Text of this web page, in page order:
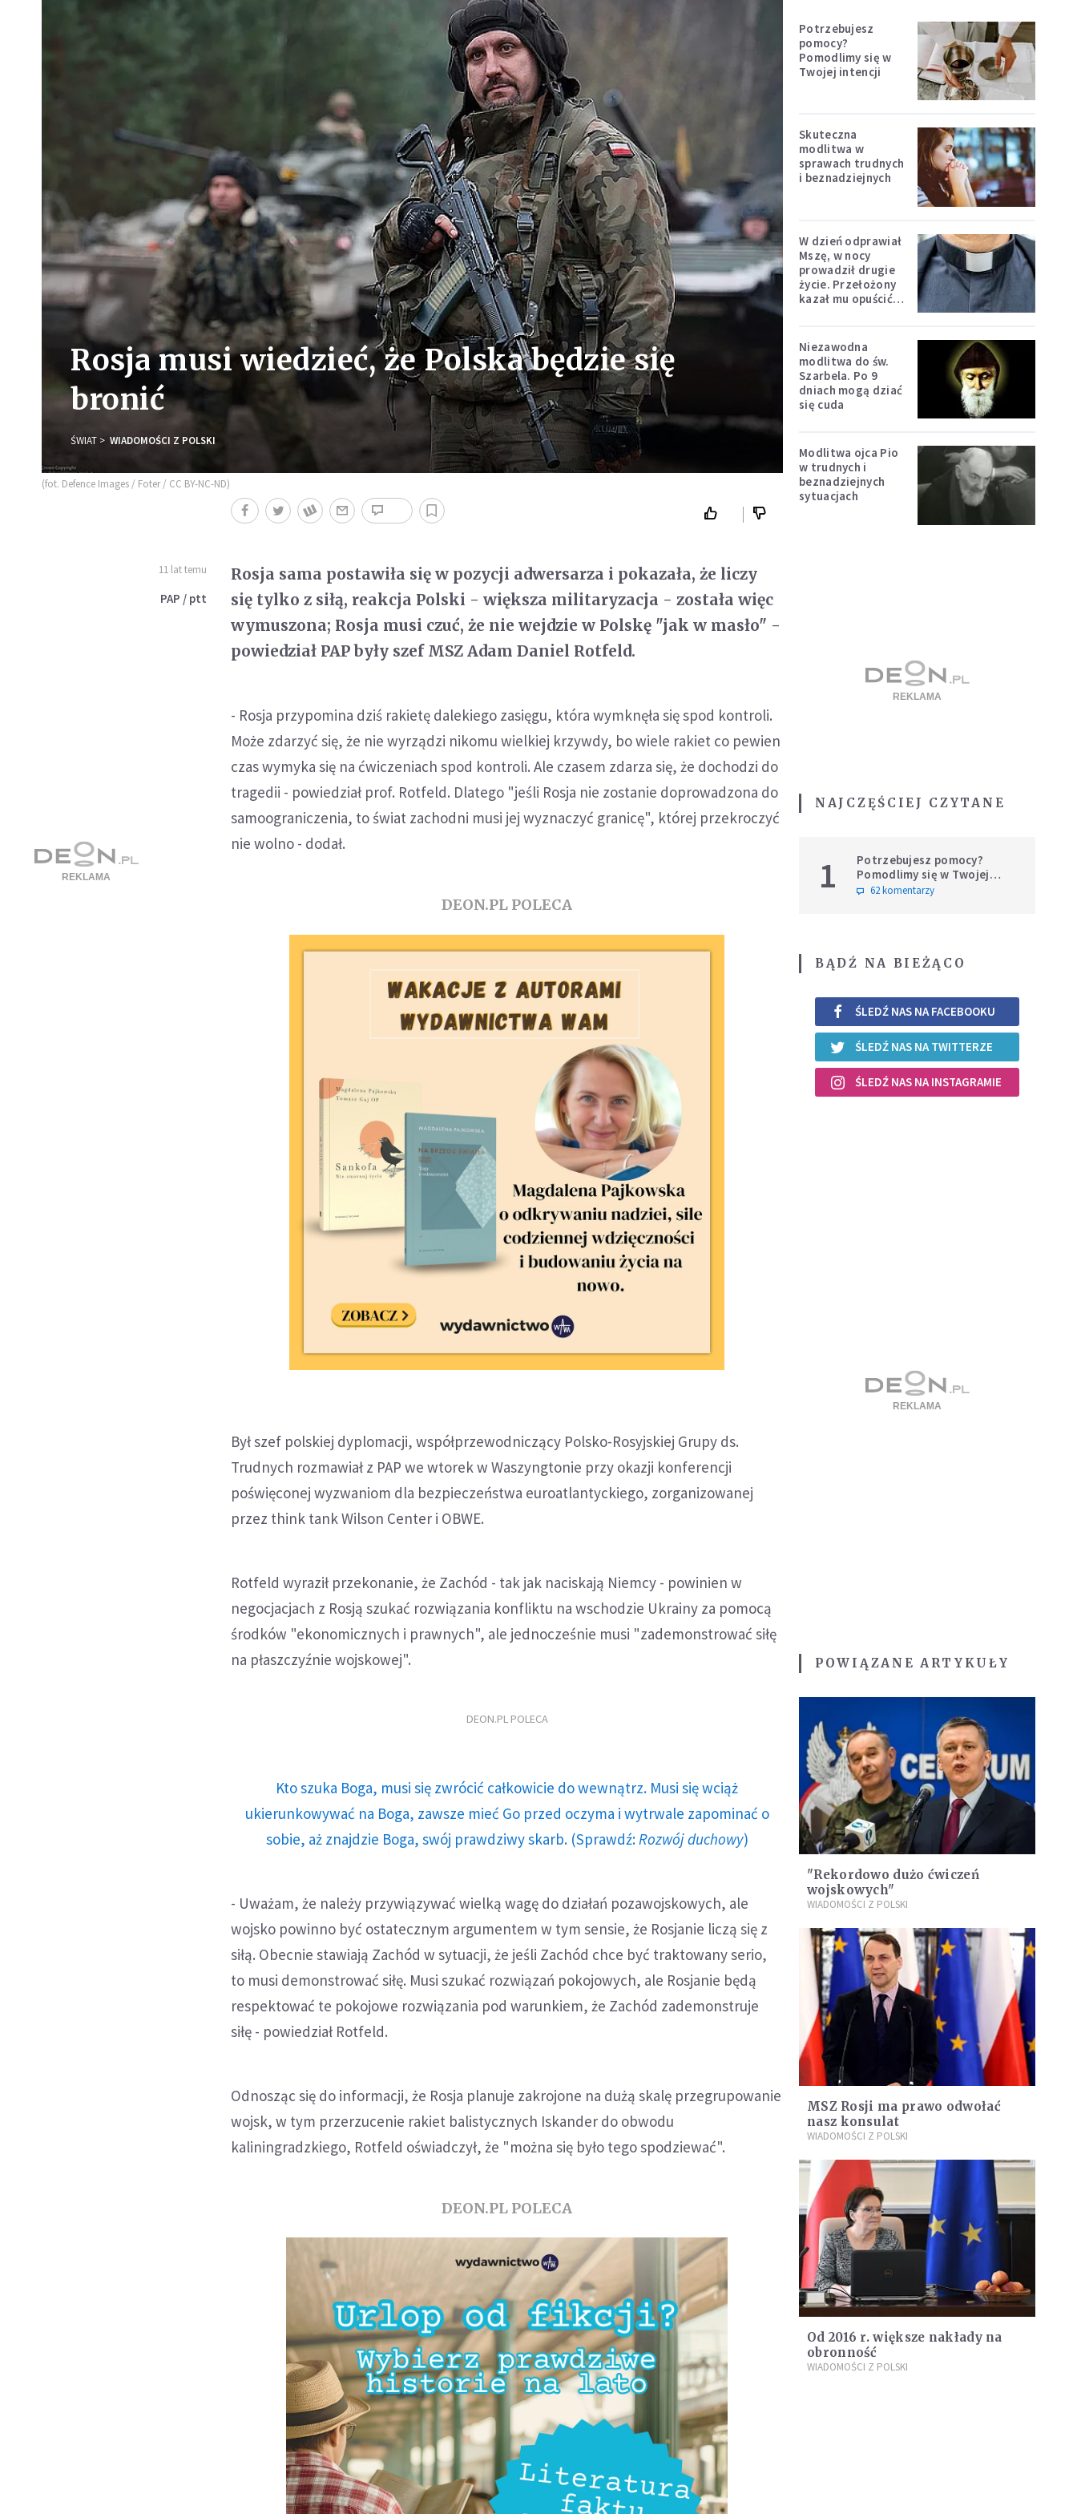
Rosja musi wiedzieć, że Polska będzie się
bronić
ŚWIAT WIADOMOŚCI Z POLSKI
(fot. Defence Images / Foter / CC BY-NC-ND)
11 lat temu
PAP / ptt
Rosja sama postawiła się w pozycji adwersarza i pokazała, że liczy
się tylko z siłą, reakcja Polski - większa militaryzacja - została więc
wymuszona; Rosja musi czuć, że nie wejdzie w Polskę "jak w masło" -
powiedział PAP były szef MSZ Adam Daniel Rotfeld.
- Rosja przypomina dziś rakietę dalekiego zasięgu, która wymknęła się spod kontroli.
Może zdarzyć się, że nie wyrządzi nikomu wielkiej krzywdy, bo wiele rakiet co pewien
czas wymyka się na ćwiczeniach spod kontroli. Ale czasem zdarza się, że dochodzi do
tragedii - powiedział prof. Rotfeld. Dlatego "jeśli Rosja nie zostanie doprowadzona do
samoograniczenia, to świat zachodni musi jej wyznaczyć granicę", której przekroczyć
nie wolno - dodał.
DEON.PL POLECA
Był szef polskiej dyplomacji, współprzewodniczący Polsko-Rosyjskiej Grupy ds.
Trudnych rozmawiał z PAP we wtorek w Waszyngtonie przy okazji konferencji
poświęconej wyzwaniom dla bezpieczeństwa euroatlantyckiego, zorganizowanej
przez think tank Wilson Center i OBWE.
Rotfeld wyraził przekonanie, że Zachód - tak jak naciskają Niemcy - powinien w
negocjacjach z Rosją szukać rozwiązania konfliktu na wschodzie Ukrainy za pomocą
środków "ekonomicznych i prawnych", ale jednocześnie musi "zademonstrować siłę
na płaszczyźnie wojskowej".
DEON.PL POLECA
Kto szuka Boga, musi się zwrócić całkowicie do wewnątrz. Musi się wciąż
ukierunkowywać na Boga, zawsze mieć Go przed oczyma i wytrwale zapominać o
sobie, aż znajdzie Boga, swój prawdziwy skarb. (Sprawdź: Rozwój duchowy)
- Uważam, że należy przywiązywać wielką wagę do działań pozawojskowych, ale
wojsko powinno być ostatecznym argumentem w tym sensie, że Rosjanie liczą się z
siłą. Obecnie stawiają Zachód w sytuacji, że jeśli Zachód chce być traktowany serio,
to musi demonstrować siłę. Musi szukać rozwiązań pokojowych, ale Rosjanie będą
respektować te pokojowe rozwiązania pod warunkiem, że Zachód zademonstruje
siłę - powiedział Rotfeld.
Odnosząc się do informacji, że Rosja planuje zakrojone na dużą skalę przegrupowanie
wojsk, w tym przerzucenie rakiet balistycznych Iskander do obwodu
kaliningradzkiego, Rotfeld oświadczył, że "można się było tego spodziewać".
DEON.PL POLECA
Potrzebujesz
pomocy?
Pomodlimy się w
Twojej intencji
Skuteczna
modlitwa w
sprawach trudnych
i beznadziejnych
W dzień odprawiał
Mszę, w nocy
prowadził drugie
życie. Przełożony
kazał mu opuścić
Niezawodna
modlitwa do św.
Szarbela. Po 9
dniach mogą dziać
się cuda
Modlitwa ojca Pio
w trudnych i
beznadziejnych
sytuacjach
NAJCZĘŚCIEJ CZYTANE
1
Potrzebujesz pomocy?
Pomodlimy się w Twojej
intencji
62 komentarzy
BĄDŹ NA BIEŻĄCO
ŚLEDŹ NAS NA FACEBOOKU
ŚLEDŹ NAS NA TWITTERZE
ŚLEDŹ NAS NA INSTAGRAMIE
POWIĄZANE ARTYKUŁY
"Rekordowo dużo ćwiczeń
wojskowych"
WIADOMOŚCI Z POLSKI
MSZ Rosji ma prawo odwołać
nasz konsulat
WIADOMOŚCI Z POLSKI
Od 2016 r. większe nakłady na
obronność
WIADOMOŚCI Z POLSKI